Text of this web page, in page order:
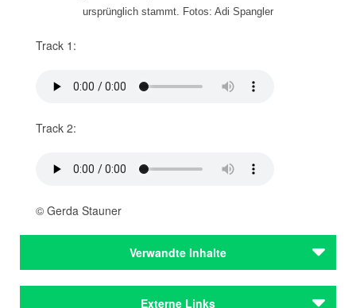
ursprünglich stammt. Fotos: Adi Spangler
Track 1:
Track 2:
© Gerda Stauner
Verwandte Inhalte
Externe Links